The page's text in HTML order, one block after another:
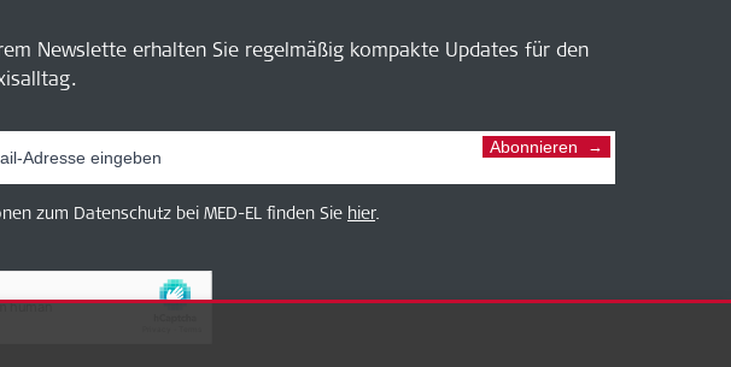
Newslette erhalten Sie regelmäßig kompakte Updates für den
Abonnieren
zum Datenschutz bei MED-EL finden Sie hier.